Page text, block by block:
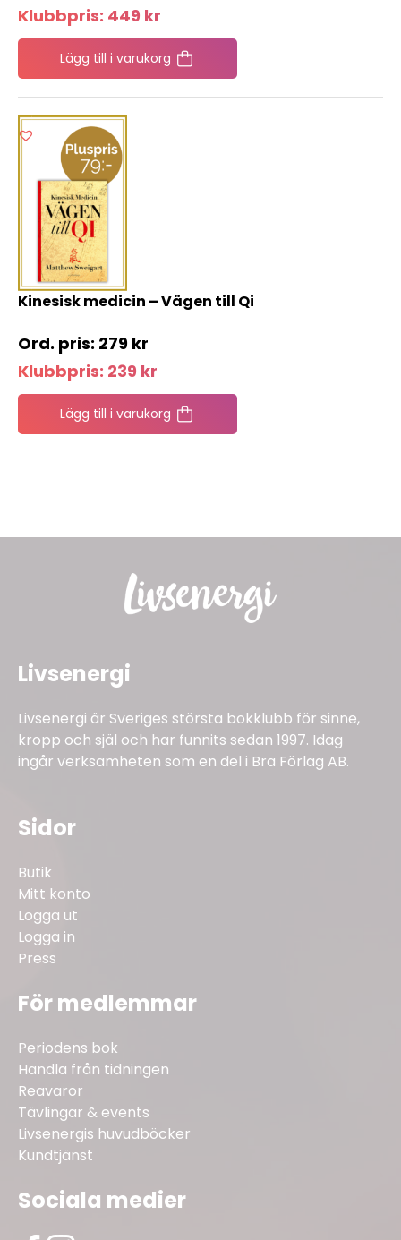
Klubbpris: 449 kr
Lägg till i varukorg
Kinesisk medicin – Vägen till Qi
279 kr
Klubbpris: 239 kr
Lägg till i varukorg
Livsenergi
Livsenergi är Sveriges största bokklubb för sinne,
kropp och själ och har funnits sedan 1997. Idag
ingår verksamheten som en del i Bra Förlag AB.
Sidor
Butik
Mitt konto
Logga ut
Logga in
Press
För medlemmar
Periodens bok
Handla från tidningen
Reavaror
Tävlingar & events
Livsenergis huvudböcker
Kundtjänst
Sociala medier